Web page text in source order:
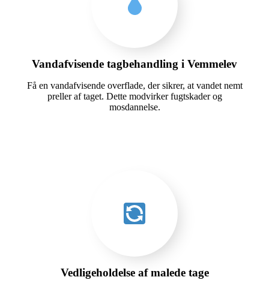
Vandafvisende tagbehandling i Vemmelev
Få en vandafvisende overflade, der sikrer, at vandet nemt
preller af taget. Dette modvirker fugtskader og
mosdannelse.
Vedligeholdelse af malede tage